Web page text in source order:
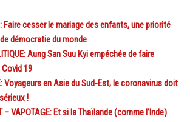
: Faire cesser le mariage des enfants, une priorité
démocratie du monde
Aung San Suu Kyi empéchée de faire
19
Voyageurs en Asie du Sud-Est, le coronavirus doit
!
– VAPOTAGE: Et si la Thaïlande (comme l’Inde)